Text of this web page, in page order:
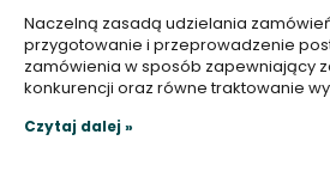
Naczelną zasadą udzielania
przygotowanie i przeprowadzenie
zamówienia w sposób zapewniający
konkurencji oraz równe traktowanie
Czytaj dalej »